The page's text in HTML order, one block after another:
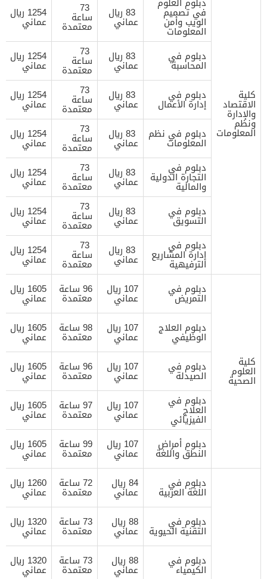
كلية
الاقتصاد
والإدارة
ونظم
المعلومات
في تصميم
الويب وأمن
المعلومات
83 ريال
عماني
73
ساعة
معتمدة
1254 ريال
عماني
دبلوم في
المحاسبة
83 ريال
عماني
73
ساعة
معتمدة
1254 ريال
عماني
دبلوم في
إدارة الأعمال
83 ريال
عماني
73
ساعة
معتمدة
1254 ريال
عماني
دبلوم في نظم
المعلومات
83 ريال
عماني
73
ساعة
معتمدة
1254 ريال
عماني
دبلوم في
التجارة الدولية
والمالية
83 ريال
عماني
73
ساعة
معتمدة
1254 ريال
عماني
دبلوم في
التسويق
83 ريال
عماني
73
ساعة
معتمدة
1254 ريال
عماني
دبلوم في
إدارة المشاريع
الترفيهية
83 ريال
عماني
73
ساعة
معتمدة
1254 ريال
عماني
كلية
العلوم
الصحية
دبلوم في
التمريض
107 ريال
عماني
96 ساعة
معتمدة
1605 ريال
عماني
دبلوم العلاج
الوظيفي
107 ريال
عماني
98 ساعة
معتمدة
1605 ريال
عماني
دبلوم في
الصيدلة
107 ريال
عماني
96 ساعة
معتمدة
1605 ريال
عماني
دبلوم في
العلاج
الفيزيائي
107 ريال
عماني
97 ساعة
معتمدة
1605 ريال
عماني
دبلوم أمراض
النطق واللغة
107 ريال
عماني
99 ساعة
معتمدة
1605 ريال
عماني
دبلوم في
اللغة العربية
84 ريال
عماني
72 ساعة
معتمدة
1260 ريال
عماني
دبلوم في
التقنية الحيوية
88 ريال
عماني
73 ساعة
معتمدة
1320 ريال
عماني
دبلوم في
الكيمياء
88 ريال
عماني
73 ساعة
معتمدة
1320 ريال
عماني